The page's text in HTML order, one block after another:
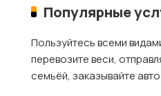
Популярные
Пользуйтесь всеми
перевозите веси,
семьёй, заказывайте